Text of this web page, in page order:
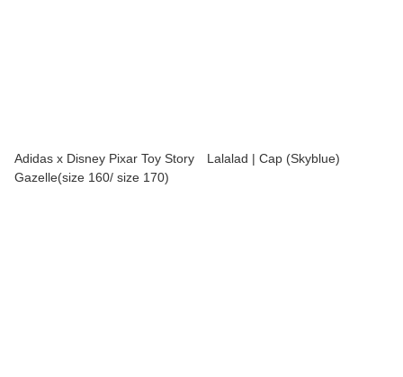
Adidas x Disney Pixar Toy Story
Gazelle(size 160/ size 170)
Lalalad | Cap (Skyblue)